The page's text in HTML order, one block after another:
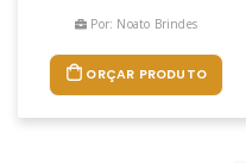
Por: Noato Brindes
ORÇAR PRODUTO